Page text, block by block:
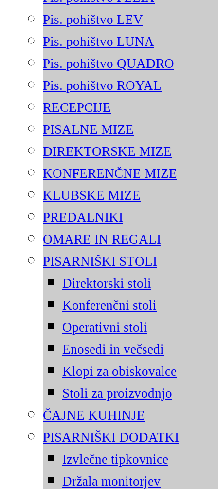
Pis. pohištvo LEV
Pis. pohištvo LUNA
Pis. pohištvo QUADRO
Pis. pohištvo ROYAL
RECEPCIJE
PISALNE MIZE
DIREKTORSKE MIZE
KONFERENČNE MIZE
KLUBSKE MIZE
PREDALNIKI
OMARE IN REGALI
PISARNIŠKI STOLI
Direktorski stoli
Konferenčni stoli
Operativni stoli
Enosedi in večsedi
Klopi za obiskovalce
Stoli za proizvodnjo
ČAJNE KUHINJE
PISARNIŠKI DODATKI
Izvlečne tipkovnice
Držala monitorjev